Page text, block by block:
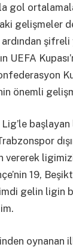
gol
gelişmeler
ardından
UEFA
önemli
Lig’le
vererek
19,
gelin ligin
oynanan